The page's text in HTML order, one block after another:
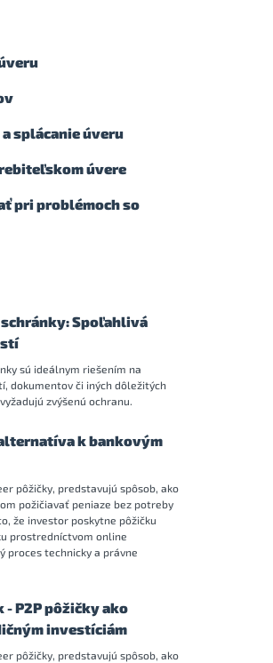
splácanie úveru
úvere
pri problémoch so
Spoľahlivá
sú ideálnym riešením na
dokumentov či iných dôležitých
zvýšenú ochranu.
k bankovým
pôžičky, predstavujú spôsob, ako
požičiavať peniaze bez potreby
že investor poskytne pôžičku
prostredníctvom online
proces technicky a právne
P2P pôžičky ako
investíciám
pôžičky, predstavujú spôsob, ako